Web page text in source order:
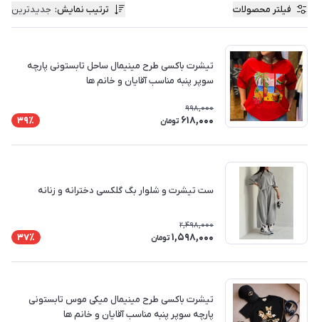
فیلتر محصولات ترتیب نمایش: جدیدترین
تیشرت باکسی طرح مینیمال ساحل تابستونی پارچه
سوپر پنبه مناسب آقایان و خانم ها
998,000
618,000 تومان 39٪
ست تیشرت و شلوار بگ گلکسی دخترانه و زنانه
2,498,000
1,598,000 تومان 37٪
تیشرت باکسی طرح مینیمال میکی موس تابستونی
پارچه سوپر پنبه مناسب آقایان و خانم ها